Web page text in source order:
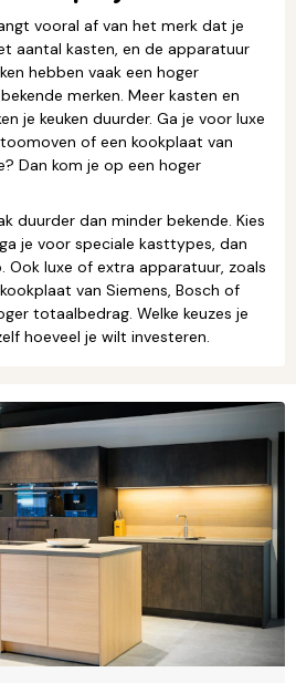
vooral af van het merk dat je
aantal kasten, en de apparatuur
hebben vaak een hoger
merken. Meer kasten en
je keuken duurder. Ga je voor luxe
of een kookplaat van
Dan kom je op een hoger
duurder dan minder bekende. Kies
je voor speciale kasttypes, dan
Ook luxe of extra apparatuur, zoals
van Siemens, Bosch of
totaalbedrag. Welke keuzes je
hoeveel je wilt investeren.